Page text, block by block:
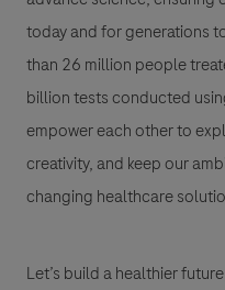
today and for generations
than 26 million people
billion tests conducted
empower each other to
creativity, and keep our
changing healthcare
Let’s build a healthier